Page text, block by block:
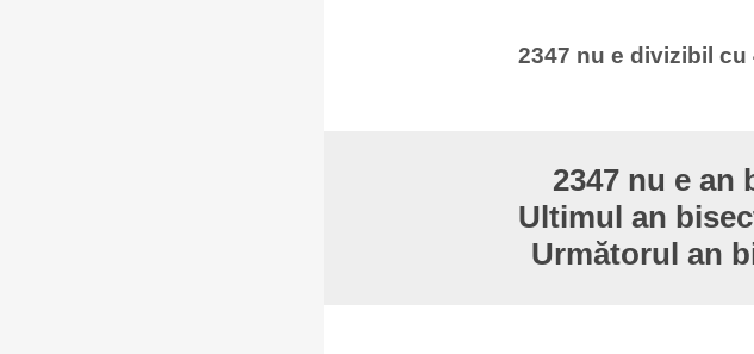
2347 nu e divizibil cu
2347 nu e an
Ultimul an
Următorul an